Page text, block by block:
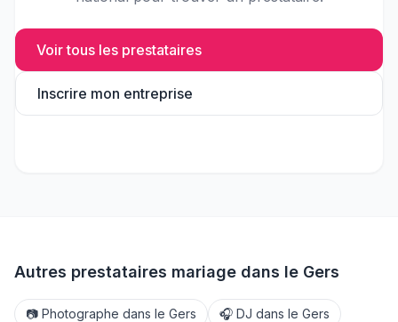
Voir tous les prestataires
Inscrire mon entreprise
Autres prestataires mariage dans le Gers
📷 Photographe dans le Gers 🎧 DJ dans le Gers